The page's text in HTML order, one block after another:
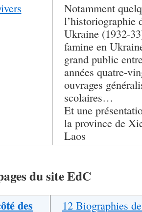
Notamment
l’historiographie
Ukraine (1932-
famine en
grand public
années quatre-
ouvrages
scolaires…
Et une
la province de
Laos
du site EdC
des
12 Biographies